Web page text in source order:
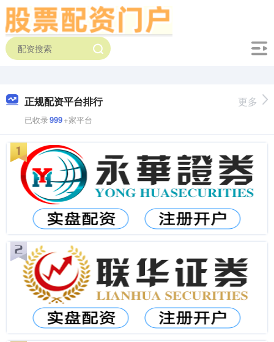
正规配资平台排行
已收录999+家平台
更多